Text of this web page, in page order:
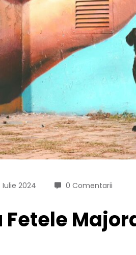
Iulie 2024 0 Comentarii